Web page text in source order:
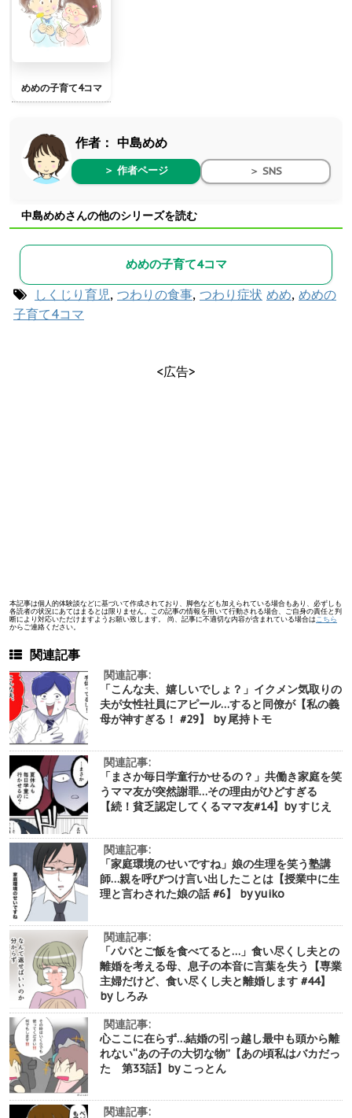
めめの子育て4コマ
作者： 中島めめ
＞ 作者ページ ＞ SNS
中島めめさんの他のシリーズを読む
めめの子育て4コマ
しくじり育児, つわりの食事, つわり症状 めめ, めめの
子育て4コマ
<広告>
本記事は個人的体験談などに基づいて作成されており、脚色なども加えられている場合もあり、必ずしも
各読者の状況にあてはまるとは限りません。この記事の情報を用いて行動される場合、ご自身の責任と判
断により対応いただけますようお願い致します。 尚、記事に不適切な内容が含まれている場合は こちら
からご連絡ください。
関連記事
関連記事:
「こんな夫、嬉しいでしょ？」イクメン気取りの
夫が女性社員にアピール…すると同僚が【私の義
母が神すぎる！ #29】 by 尾持トモ
関連記事:
「まさか毎日学童行かせるの？」共働き家庭を笑
うママ友が突然謝罪…その理由がひどすぎる
【続！貧乏認定してくるママ友#14】by すじえ
関連記事:
「家庭環境のせいですね」娘の生理を笑う塾講
師…親を呼びつけ言い出したことは【授業中に生
理と言わされた娘の話 #6】 by yuiko
関連記事:
「パパとご飯を食べてると…」食い尽くし夫との
離婚を考える母、息子の本音に言葉を失う【専業
主婦だけど、食い尽くし夫と離婚します #44】
by しろみ
関連記事:
心ここに在らず…結婚の引っ越し最中も頭から離
れない“あの子の大切な物”【あの頃私はバカだっ
た 第33話】by こっとん
関連記事: